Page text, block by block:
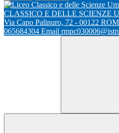
CLASSICO E DELLE SCIENZE
Via Capo Palinuro, 72 - 00122
065684304 Email